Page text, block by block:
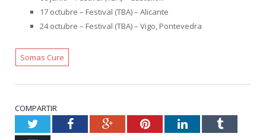
17 octubre – Festival (TBA) – Alicante
24 octubre – Festival (TBA) – Vigo, Pontevedra
Somas Cure
COMPARTIR
TwitterFacebookGoogle+PinterestLinkedInTumblr